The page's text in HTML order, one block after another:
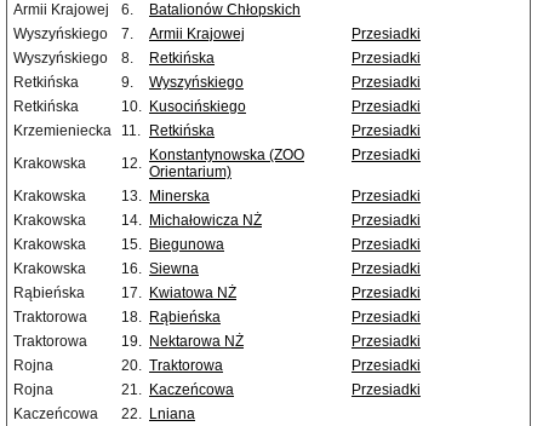
Armii Krajowej 6.
Batalionów Chłopskich
Wyszyńskiego
7. Armii Krajowej
Przesiadki
Wyszyńskiego
8. Retkińska
Przesiadki
Retkińska
9. Wyszyńskiego
Przesiadki
Retkińska
10. Kusocińskiego
Przesiadki
Krzemieniecka
11. Retkińska
Przesiadki
Krakowska
12. Konstantynowska (ZOO
Orientarium)
Przesiadki
Krakowska 13. Minerska
Przesiadki
Krakowska
14. Michałowicza NŻ
Przesiadki
Krakowska
15. Biegunowa
Przesiadki
Krakowska
16. Siewna
Przesiadki
Rąbieńska
17. Kwiatowa NŻ
Przesiadki
Traktorowa
18. Rąbieńska
Przesiadki
Traktorowa
19. Nektarowa NŻ
Przesiadki
Rojna
20. Traktorowa
Przesiadki
Rojna
21. Kaczeńcowa
Przesiadki
Kaczeńcowa
22. Lniana